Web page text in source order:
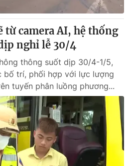
từ camera AI, hệ thống
nghỉ lễ 30/4
thông suốt dịp 30/4-1/5,
trí, phối hợp với lực lượng
tuyến phân luồng phương...